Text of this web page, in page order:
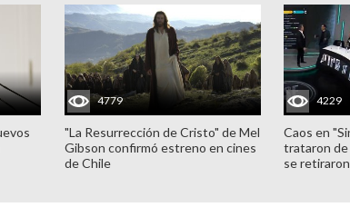
4779
"La Resurrección de Cristo" de Mel
Gibson confirmó estreno en cines
de Chile
4229
Caos en
trataron de
se